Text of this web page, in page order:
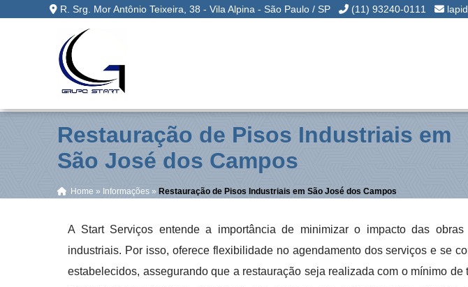
R. Srg. Mor Antônio Teixeira, 38 - Vila Alpina - São Paulo / SP (11) 93240-0111
Restauração de Pisos Industriais em
São José dos Campos
Home » Informações » Restauração de Pisos Industriais em São José dos Campos
A Start Serviços entende a importância de minimizar o impacto das
industriais. Por isso, oferece flexibilidade no agendamento dos serviços e se
estabelecidos, assegurando que a restauração seja realizada com o mínimo de